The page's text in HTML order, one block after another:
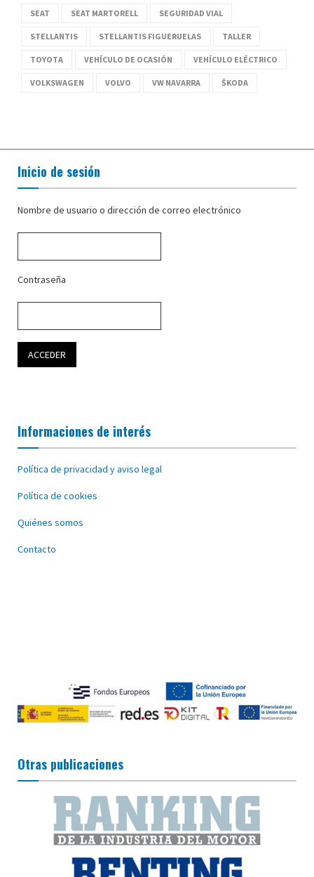
SEAT SEAT MARTORELL SEGURIDAD VIAL
STELLANTIS STELLANTIS FIGUERUELAS TALLER
TOYOTA VEHÍCULO DE OCASIÓN VEHÍCULO ELÉCTRICO
VOLKSWAGEN VOLVO VW NAVARRA ŠKODA
Inicio de sesión
Nombre de usuario o dirección de correo electrónico
Contraseña
Informaciones de interés
Política de privacidad y aviso legal
Política de cookies
Quiénes somos
Contacto
Otras publicaciones